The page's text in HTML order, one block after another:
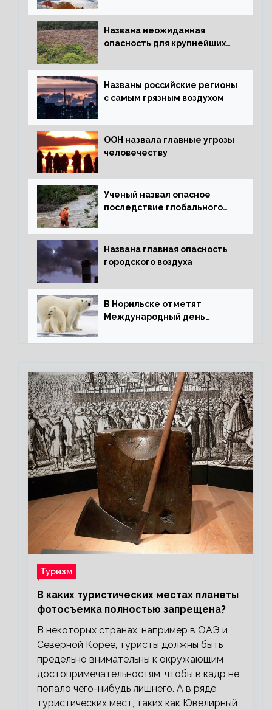
Названа неожиданная
опасность для крупнейших
Названы российские регионы
с самым грязным воздухом
ООН назвала главные угрозы
человечеству
Ученый назвал опасное
последствие глобального
Названа главная опасность
городского воздуха
В Норильске отметят
Международный день
Туризм
В каких туристических местах планеты
фотосъемка полностью запрещена?
В некоторых странах, например в ОАЭ и
Северной Корее, туристы должны быть
предельно внимательны к окружающим
достопримечательностям, чтобы в кадр не
попало чего-нибудь лишнего. А в ряде
туристических мест, таких как Ювелирный